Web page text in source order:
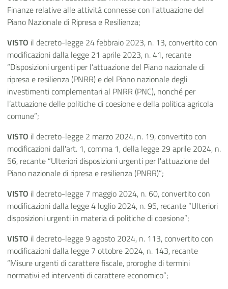
Finanze relative alle attività connesse con l'attuazione del
Piano Nazionale di Ripresa e Resilienza;
VISTO il decreto-legge 24 febbraio 2023, n. 13, convertito con
modificazioni dalla legge 21 aprile 2023, n. 41, recante
“Disposizioni urgenti per l’attuazione del Piano nazionale di
ripresa e resilienza (PNRR) e del Piano nazionale degli
investimenti complementari al PNRR (PNC), nonché per
l’attuazione delle politiche di coesione e della politica agricola
comune”;
VISTO il decreto-legge 2 marzo 2024, n. 19, convertito con
modificazioni dall'art. 1, comma 1, della legge 29 aprile 2024, n.
56, recante “Ulteriori disposizioni urgenti per l'attuazione del
Piano nazionale di ripresa e resilienza (PNRR)”;
VISTO il decreto-legge 7 maggio 2024, n. 60, convertito con
modificazioni dalla legge 4 luglio 2024, n. 95, recante “Ulteriori
disposizioni urgenti in materia di politiche di coesione”;
VISTO il decreto-legge 9 agosto 2024, n. 113, convertito con
modificazioni dalla legge 7 ottobre 2024, n. 143, recante
“Misure urgenti di carattere fiscale, proroghe di termini
normativi ed interventi di carattere economico”;